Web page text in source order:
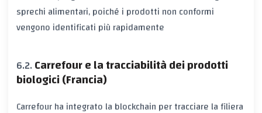
sprechi alimentari, poiché i prodotti non conformi
vengono identificati più rapidamente
Carrefour e la tracciabilità dei prodotti
biologici (Francia)
Carrefour ha integrato la blockchain per tracciare la filiera